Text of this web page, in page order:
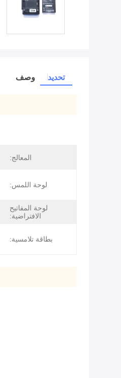
تحديد وصف
المعالج:
لوحة اللمس:
لوحة المفاتيح
الافتراضية:
بطاقة تلامسية: